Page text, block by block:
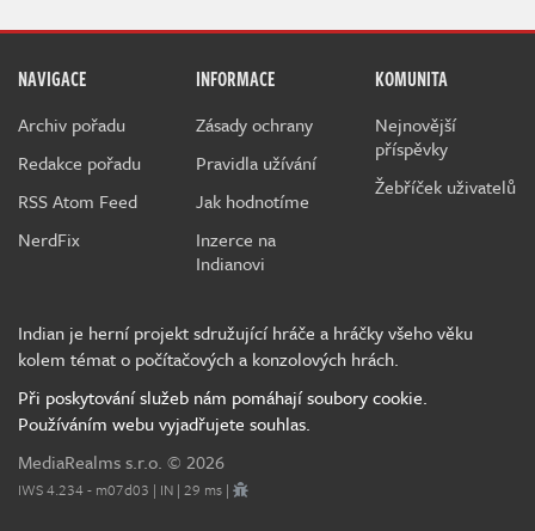
NAVIGACE
Archiv pořadu
Redakce pořadu
RSS Atom Feed
NerdFix
INFORMACE
Zásady ochrany
Pravidla užívání
Jak hodnotíme
Inzerce na
Indianovi
KOMUNITA
Nejnovější
příspěvky
Žebříček uživatelů
Indian je herní projekt sdružující hráče a hráčky všeho věku
kolem témat o počítačových a konzolových hrách.
Při poskytování služeb nám pomáhají soubory cookie.
Používáním webu vyjadřujete souhlas.
MediaRealms s.r.o. © 2026
IWS 4.234 - m07d03 | IN | 29 ms |